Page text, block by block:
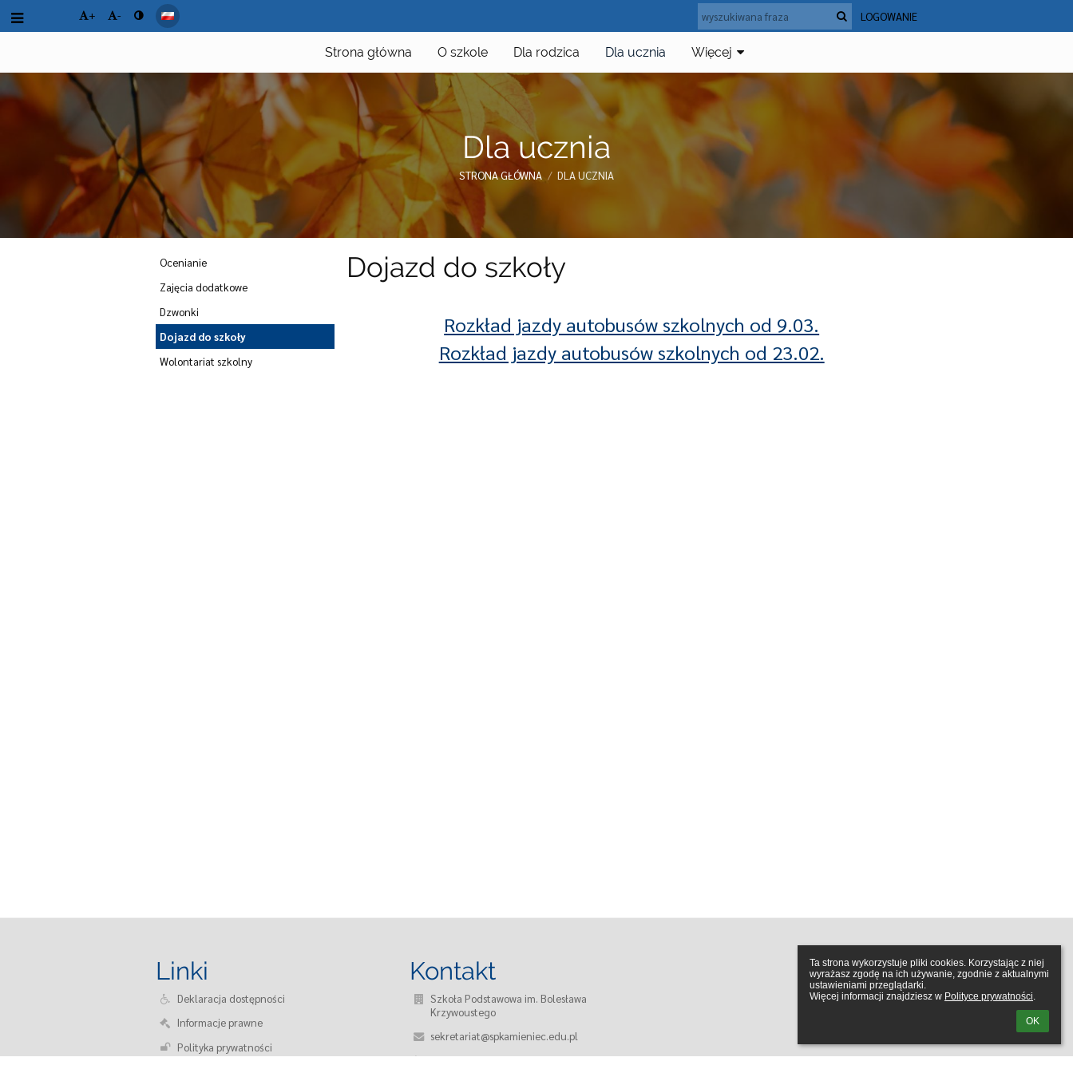
Ta strona wykorzystuje pliki cookies. Korzystając z niej
wyrażasz zgodę na ich używanie, zgodnie z aktualnymi
ustawieniami przeglądarki.
Więcej informacji znajdziesz w Polityce prywatności.
OK
+ - LOGOWANIE
Strona główna O szkole Dla rodzica Dla ucznia Więcej
Dla ucznia
STRONA GŁÓWNA / DLA UCZNIA
Dla
ucznia
Ocenianie
Zajęcia dodatkowe
Dzwonki
Dojazd do szkoły
Wolontariat szkolny
Dojazd do szkoły
Rozkład jazdy autobusów szkolnych od 9.03.
Rozkład jazdy autobusów szkolnych od 23.02.
Linki
Deklaracja dostępności
Informacje prawne
Polityka prywatności
Kontakt
Szkoła Podstawowa im. Bolesława
Krzywoustego
sekretariat@spkamieniec.edu.pl
71 318 55 95, 71 318 50 52